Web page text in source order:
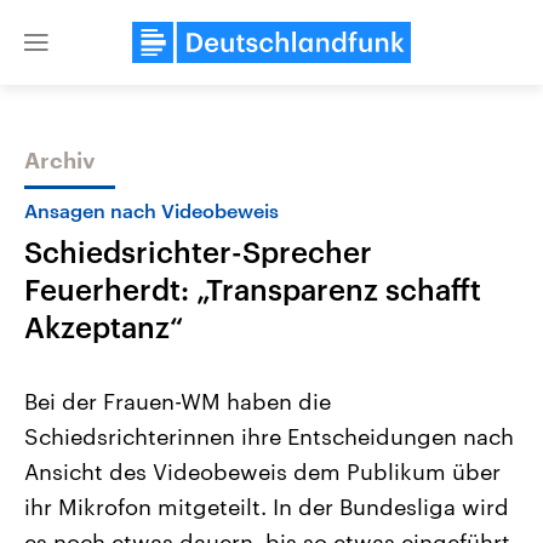
Close
Themen
2026
Alle Informationen
Sachsen-Anhalt wählt am 6.
September 2026 einen neuen
Landtag. Seit 2021 wird das
Bundesland von einer Koalition aus
Aktuelle Beiträge,
Hintergründe
Wirtschaftlich und
gehören die Vereinigten
den mächtigsten Ländern
mit großem Einfluss auf
Archiv
Ansagen nach Videobeweis
Schiedsrichter-Sprecher
Feuerherdt: „Transparenz schafft
Akzeptanz“
Bei der Frauen-WM haben die
Schiedsrichterinnen ihre Entscheidungen nach
Ansicht des Videobeweis dem Publikum über
ihr Mikrofon mitgeteilt. In der Bundesliga wird